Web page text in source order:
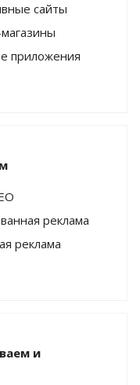
сайты
приложения
реклама
реклама
и